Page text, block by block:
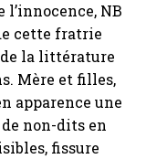
NB
cette fratrie
de la littérature
Mère et filles,
apparence une
non-dits en
fissure